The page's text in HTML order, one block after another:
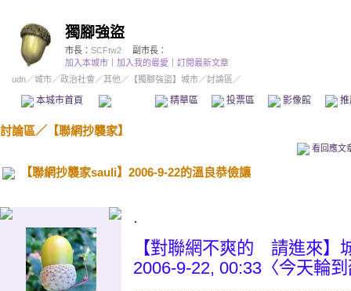
獨腳強盜
市長： SCFtw2
副市長：
加入本城市
加入我的最愛
訂閱最新文章
udn／城市／政治社會 ／其他 ／ 【獨腳強盜】城市／討論區／
本城市首頁 精華區 投票區 影像館
討論區／ 【聯網抄襲家】
看回應文
【聯網抄襲家sauli】2006-9-22的溫良恭儉讓
.
【對聯網不爽的 請進來】
2006-9-22, 00:33〈今天輪